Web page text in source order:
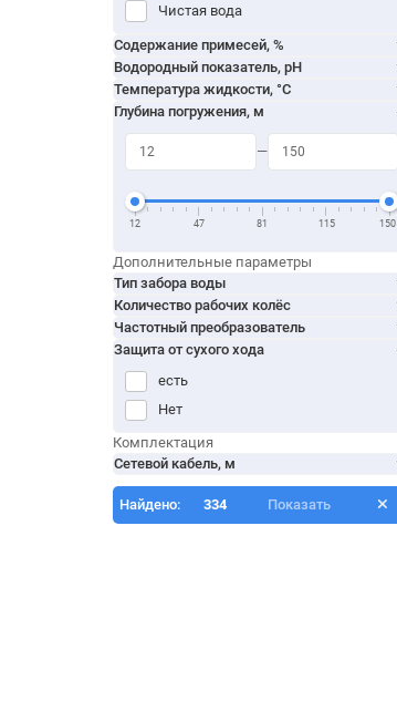
Чистая вода
Содержание примесей, %
Водородный показатель, pH
Температура жидкости, °C
Глубина погружения, м
12 47 81 115 150
Дополнительные параметры
Тип забора воды
Количество рабочих колёс
Частотный преобразователь
Защита от сухого хода
есть
Нет
Комплектация
Сетевой кабель, м
Найдено: 334 Показать